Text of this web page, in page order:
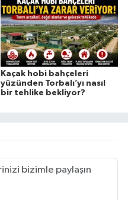
Kaçak hobi bahçeleri
yüzünden Torbalı’yı nasıl
bir tehlike bekliyor?